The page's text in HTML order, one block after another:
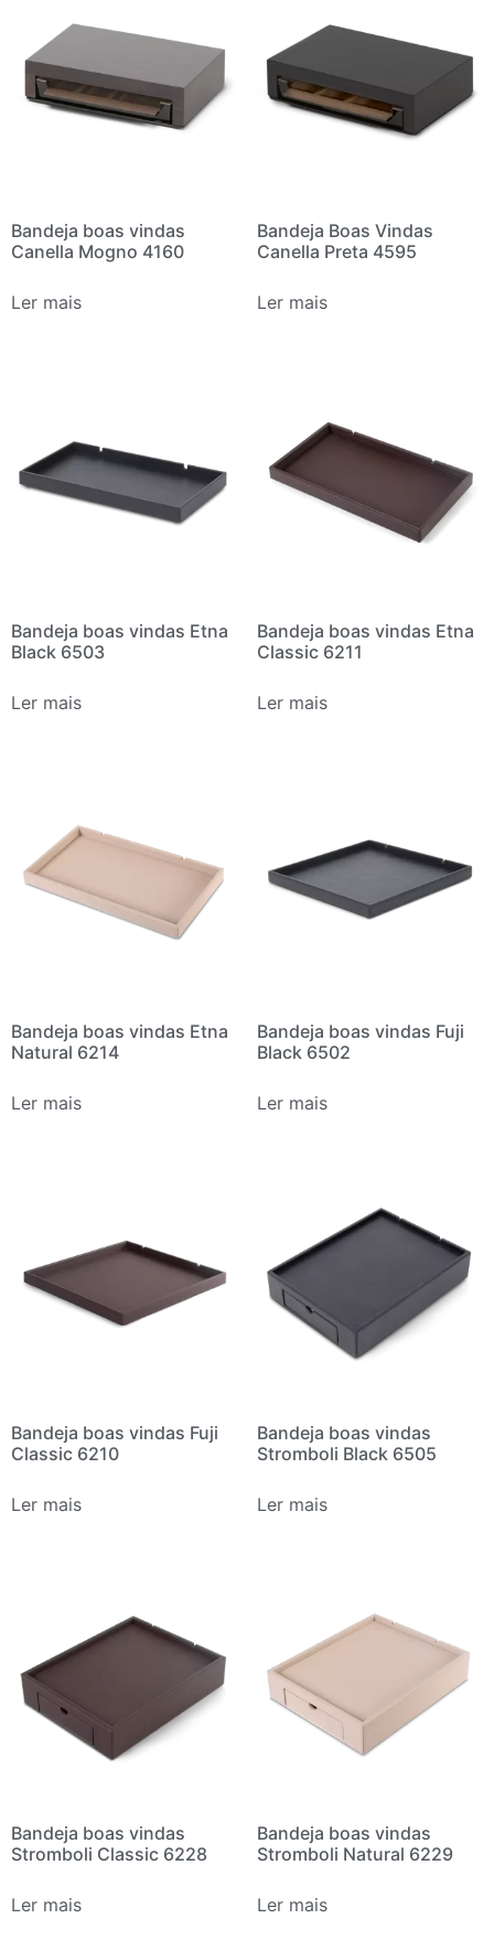
Bandeja boas vindas
Canella Mogno 4160
Ler mais
Bandeja Boas Vindas
Canella Preta 4595
Ler mais
Bandeja boas vindas Etna
Black 6503
Ler mais
Bandeja boas vindas Etna
Classic 6211
Ler mais
Bandeja boas vindas Etna
Natural 6214
Ler mais
Bandeja boas vindas Fuji
Black 6502
Ler mais
Bandeja boas vindas Fuji
Classic 6210
Ler mais
Bandeja boas vindas
Stromboli Black 6505
Ler mais
Bandeja boas vindas
Stromboli Classic 6228
Ler mais
Bandeja boas vindas
Stromboli Natural 6229
Ler mais